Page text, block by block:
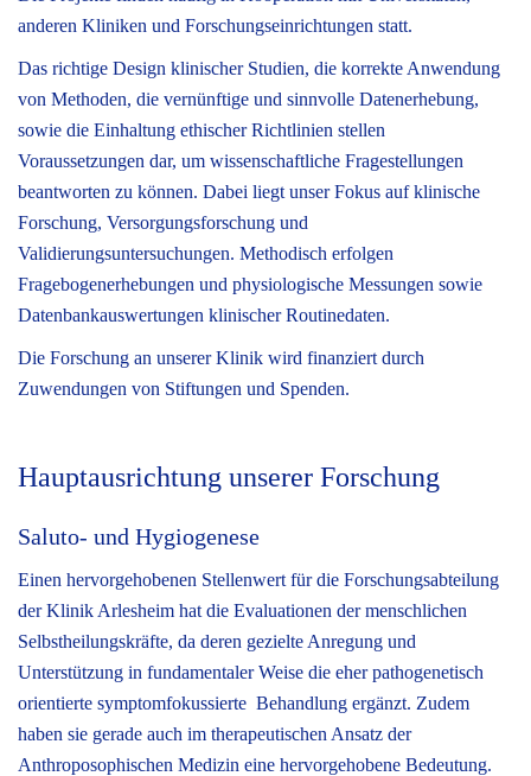
anderen Kliniken und Forschungseinrichtungen statt.
Das richtige Design klinischer Studien, die korrekte Anwendung
von Methoden, die vernünftige und sinnvolle Datenerhebung,
sowie die Einhaltung ethischer Richtlinien stellen
Voraussetzungen dar, um wissenschaftliche Fragestellungen
beantworten zu können. Dabei liegt unser Fokus auf klinische
Forschung, Versorgungsforschung und
Validierungsuntersuchungen. Methodisch erfolgen
Fragebogenerhebungen und physiologische Messungen sowie
Datenbankauswertungen klinischer Routinedaten.
Die Forschung an unserer Klinik wird finanziert durch
Zuwendungen von Stiftungen und Spenden.
Hauptausrichtung unserer Forschung
Saluto- und Hygiogenese
Einen hervorgehobenen Stellenwert für die Forschungsabteilung
der Klinik Arlesheim hat die Evaluationen der menschlichen
Selbstheilungskräfte, da deren gezielte Anregung und
Unterstützung in fundamentaler Weise die eher pathogenetisch
orientierte symptomfokussierte Behandlung ergänzt. Zudem
haben sie gerade auch im therapeutischen Ansatz der
Anthroposophischen Medizin eine hervorgehobene Bedeutung.